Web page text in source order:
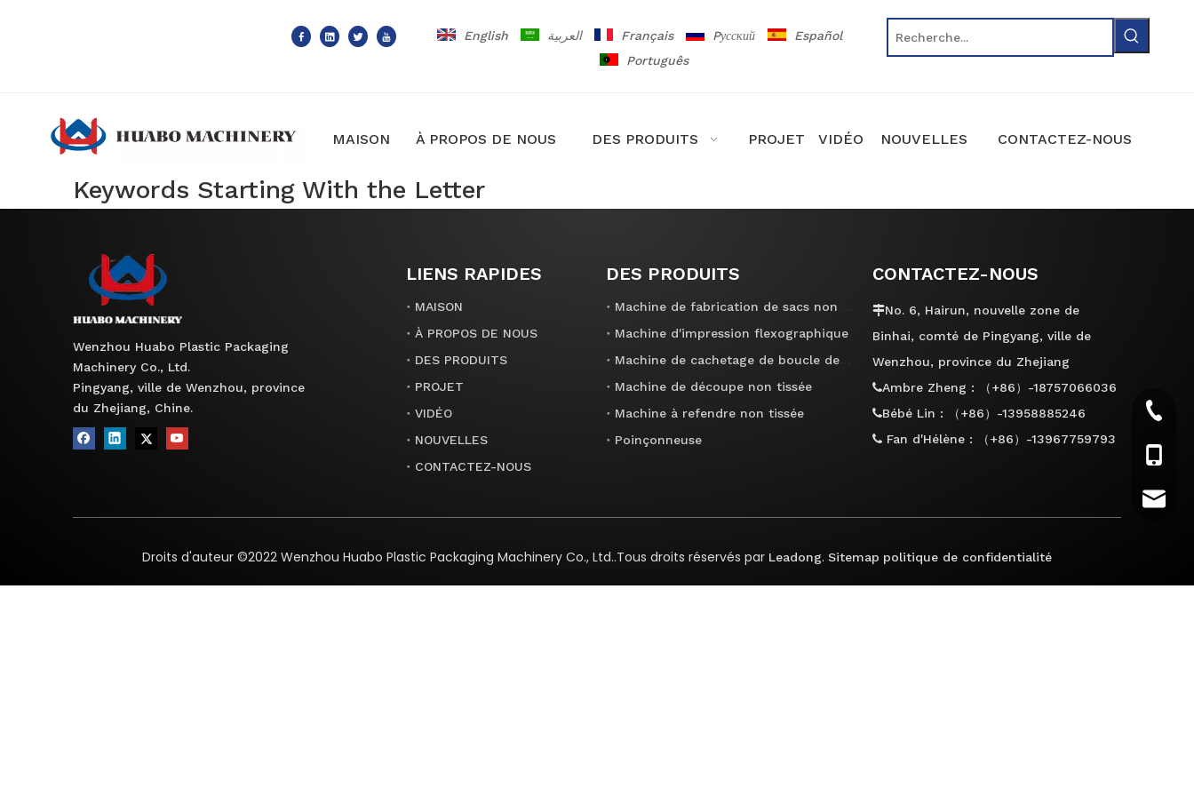
English العربية Français Pусский
Español
Português
MAISON À PROPOS DE NOUS DES PRODUITS PROJET VIDÉO NOUVELLES CONTACTEZ-NOUS
Keywords Starting With the Letter
Wenzhou Huabo Plastic Packaging
Machinery Co., Ltd.
Pingyang, ville de Wenzhou, province
du Zhejiang, Chine.
LIENS RAPIDES
MAISON
À PROPOS DE NOUS
DES PRODUITS
PROJET
VIDÉO
NOUVELLES
CONTACTEZ-NOUS
DES PRODUITS
Machine d'impression flexographique
Machine de cachetage de boucle de poignée
Machine de découpe non tissée
Machine à refendre non tissée
Poinçonneuse
CONTACTEZ-NOUS
No. 6, Hairun, nouvelle zone de
Binhai, comté de Pingyang, ville de
Wenzhou, province du Zhejiang
Ambre Zheng : （+86）-18757066036
Bébé Lin : （+86）-13958885246
Fan d'Hélène : （+86）-13967759793
+86-
+86-
Droits d'auteur ©2022 Wenzhou Huabo Plastic Packaging Machinery Co., Ltd..Tous droits réservés par Leadong. Sitemap politique de confidentialité